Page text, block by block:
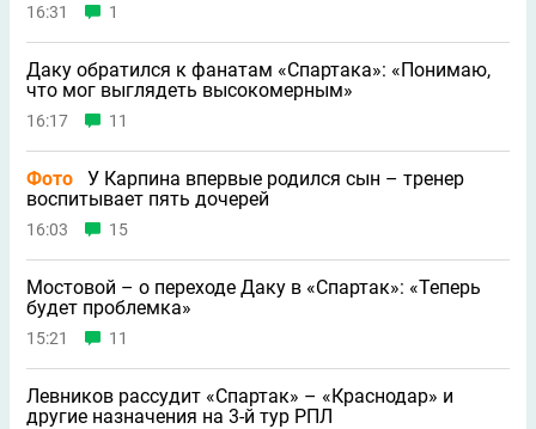
16:31 1
Даку обратился к фанатам «Спартака»: «Понимаю,
что мог выглядеть высокомерным»
16:17 11
Фото
У Карпина впервые родился сын – тренер
воспитывает пять дочерей
16:03 15
Мостовой – о переходе Даку в «Спартак»: «Теперь
будет проблемка»
15:21 11
Левников рассудит «Спартак» – «Краснодар» и
другие назначения на 3-й тур РПЛ